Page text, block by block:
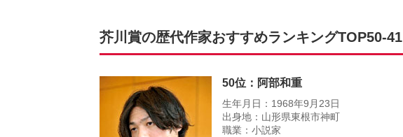
芥川賞の歴代作家おすすめランキングTOP50-41
50位：阿部和重
生年月日：1968年9月23日
出身地：山形県東根市神町
職業：小説家